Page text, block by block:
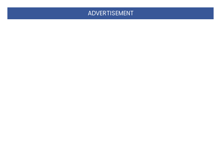
ADVERTISEMENT